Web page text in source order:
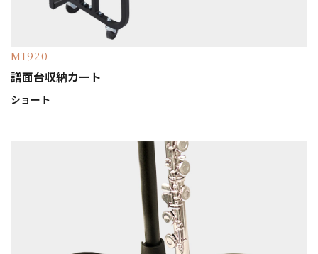
M1920
譜面台収納カート
ショート